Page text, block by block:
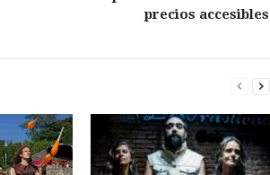
precios accesibles